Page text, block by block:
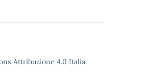
Attribuzione 4.0 Italia.